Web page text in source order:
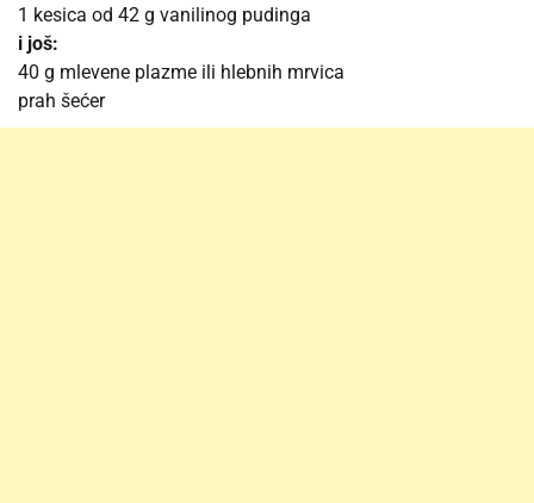
1 kesica od 42 g vanilinog pudinga
i još:
40 g mlevene plazme ili hlebnih mrvica
prah šećer